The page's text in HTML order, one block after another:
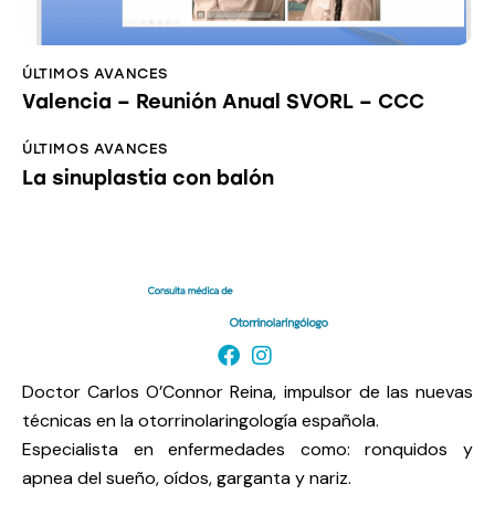
ÚLTIMOS AVANCES
Valencia – Reunión Anual SVORL – CCC
ÚLTIMOS AVANCES
La sinuplastia con balón
Doctor Carlos O’Connor Reina, impulsor de las nuevas
técnicas en la otorrinolaringología española.
Especialista en enfermedades como: ronquidos y
apnea del sueño, oídos, garganta y nariz.